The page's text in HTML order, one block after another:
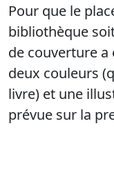
Pour que le
bibliothèque
de couverture a
deux couleurs
livre) et une
prévue sur la